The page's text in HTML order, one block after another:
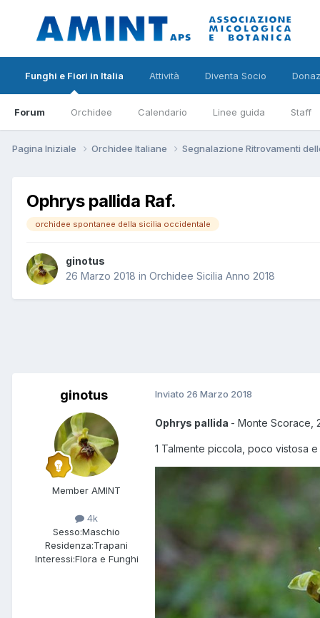
Funghi e Fiori in Italia
Forum Orchidee Calendario Linee guida Staff
Attività Diventa Socio
Pagina Iniziale Orchidee Italiane Segnalazione Ritrovamenti
Ophrys pallida Raf.
orchidee spontanee della sicilia occidentale
ginotus
26 Marzo 2018 in Orchidee Sicilia Anno 2018
ginotus
Member AMINT
4k
Sesso:Maschio
Residenza:Trapani
Interessi:Flora e Funghi
Inviato 26 Marzo 2018
Ophrys pallida - Monte Scorace,
1 Talmente piccola, poco vistosa